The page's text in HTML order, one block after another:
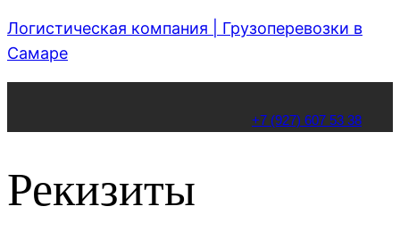
Логистическая компания | Грузоперевозки в
Самаре
+7 (927) 607 53 38
Рекизиты